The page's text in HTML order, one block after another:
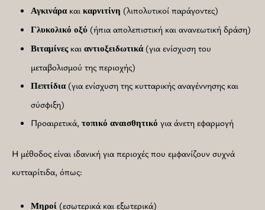
Αγκινάρακαι καρνιτίνη (λιπολυτικοί παράγοντες)
Γλυκολικό οξύ (ήπια απολεπιστική και ανανεωτική δράση)
Βιταμίνεςκαι αντιοξειδωτικά(για ενίσχυση του
μεταβολισμού της περιοχής)
Πεπτίδια(για ενίσχυση της κυτταρικής αναγέννησης και
σύσφιξη)
Προαιρετικά, τοπικό αναισθητικό για άνετη εφαρμογή
Η μέθοδος είναι ιδανική για περιοχές που εμφανίζουν συχνά
κυτταρίτιδα, όπως:
Μηροί (εσωτερικά και εξωτερικά)